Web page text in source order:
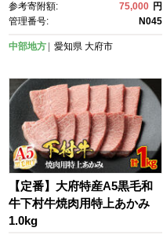
参考寄附額:
75,000 円
管理番号:
N045
中部地方 愛知県 大府市
【定番】大府特産A5黒毛和
牛下村牛焼肉用特上あかみ
1.0kg